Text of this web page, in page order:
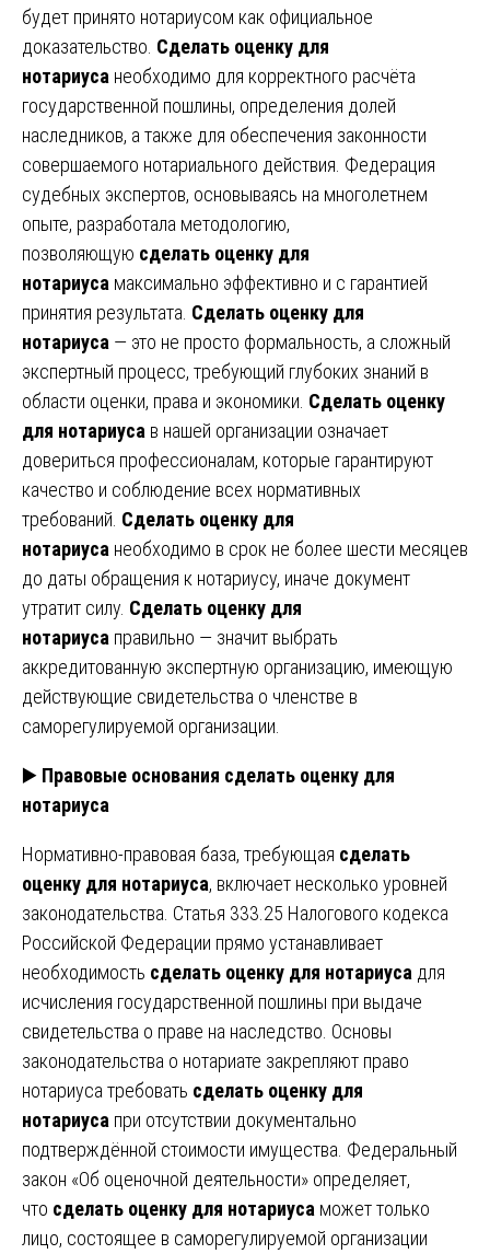
будет принято нотариусом как официальное
доказательство. Сделать оценку для
нотариуса необходимо для корректного расчёта
государственной пошлины, определения долей
наследников, а также для обеспечения законности
совершаемого нотариального действия. Федерация
судебных экспертов, основываясь на многолетнем
опыте, разработала методологию,
позволяющую сделать оценку для
нотариуса максимально эффективно и с гарантией
принятия результата. Сделать оценку для
нотариуса — это не просто формальность, а сложный
экспертный процесс, требующий глубоких знаний в
области оценки, права и экономики. Сделать оценку
для нотариуса в нашей организации означает
довериться профессионалам, которые гарантируют
качество и соблюдение всех нормативных
требований. Сделать оценку для
нотариуса необходимо в срок не более шести месяцев
до даты обращения к нотариусу, иначе документ
утратит силу. Сделать оценку для
нотариуса правильно — значит выбрать
аккредитованную экспертную организацию, имеющую
действующие свидетельства о членстве в
саморегулируемой организации.
▶️ Правовые основания сделать оценку для
нотариуса
Нормативно-правовая база, требующая сделать
оценку для нотариуса, включает несколько уровней
законодательства. Статья 333.25 Налогового кодекса
Российской Федерации прямо устанавливает
необходимость сделать оценку для нотариуса для
исчисления государственной пошлины при выдаче
свидетельства о праве на наследство. Основы
законодательства о нотариате закрепляют право
нотариуса требовать сделать оценку для
нотариуса при отсутствии документально
подтверждённой стоимости имущества. Федеральный
закон «Об оценочной деятельности» определяет,
что сделать оценку для нотариуса может только
лицо, состоящее в саморегулируемой организации